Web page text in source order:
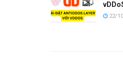
22/